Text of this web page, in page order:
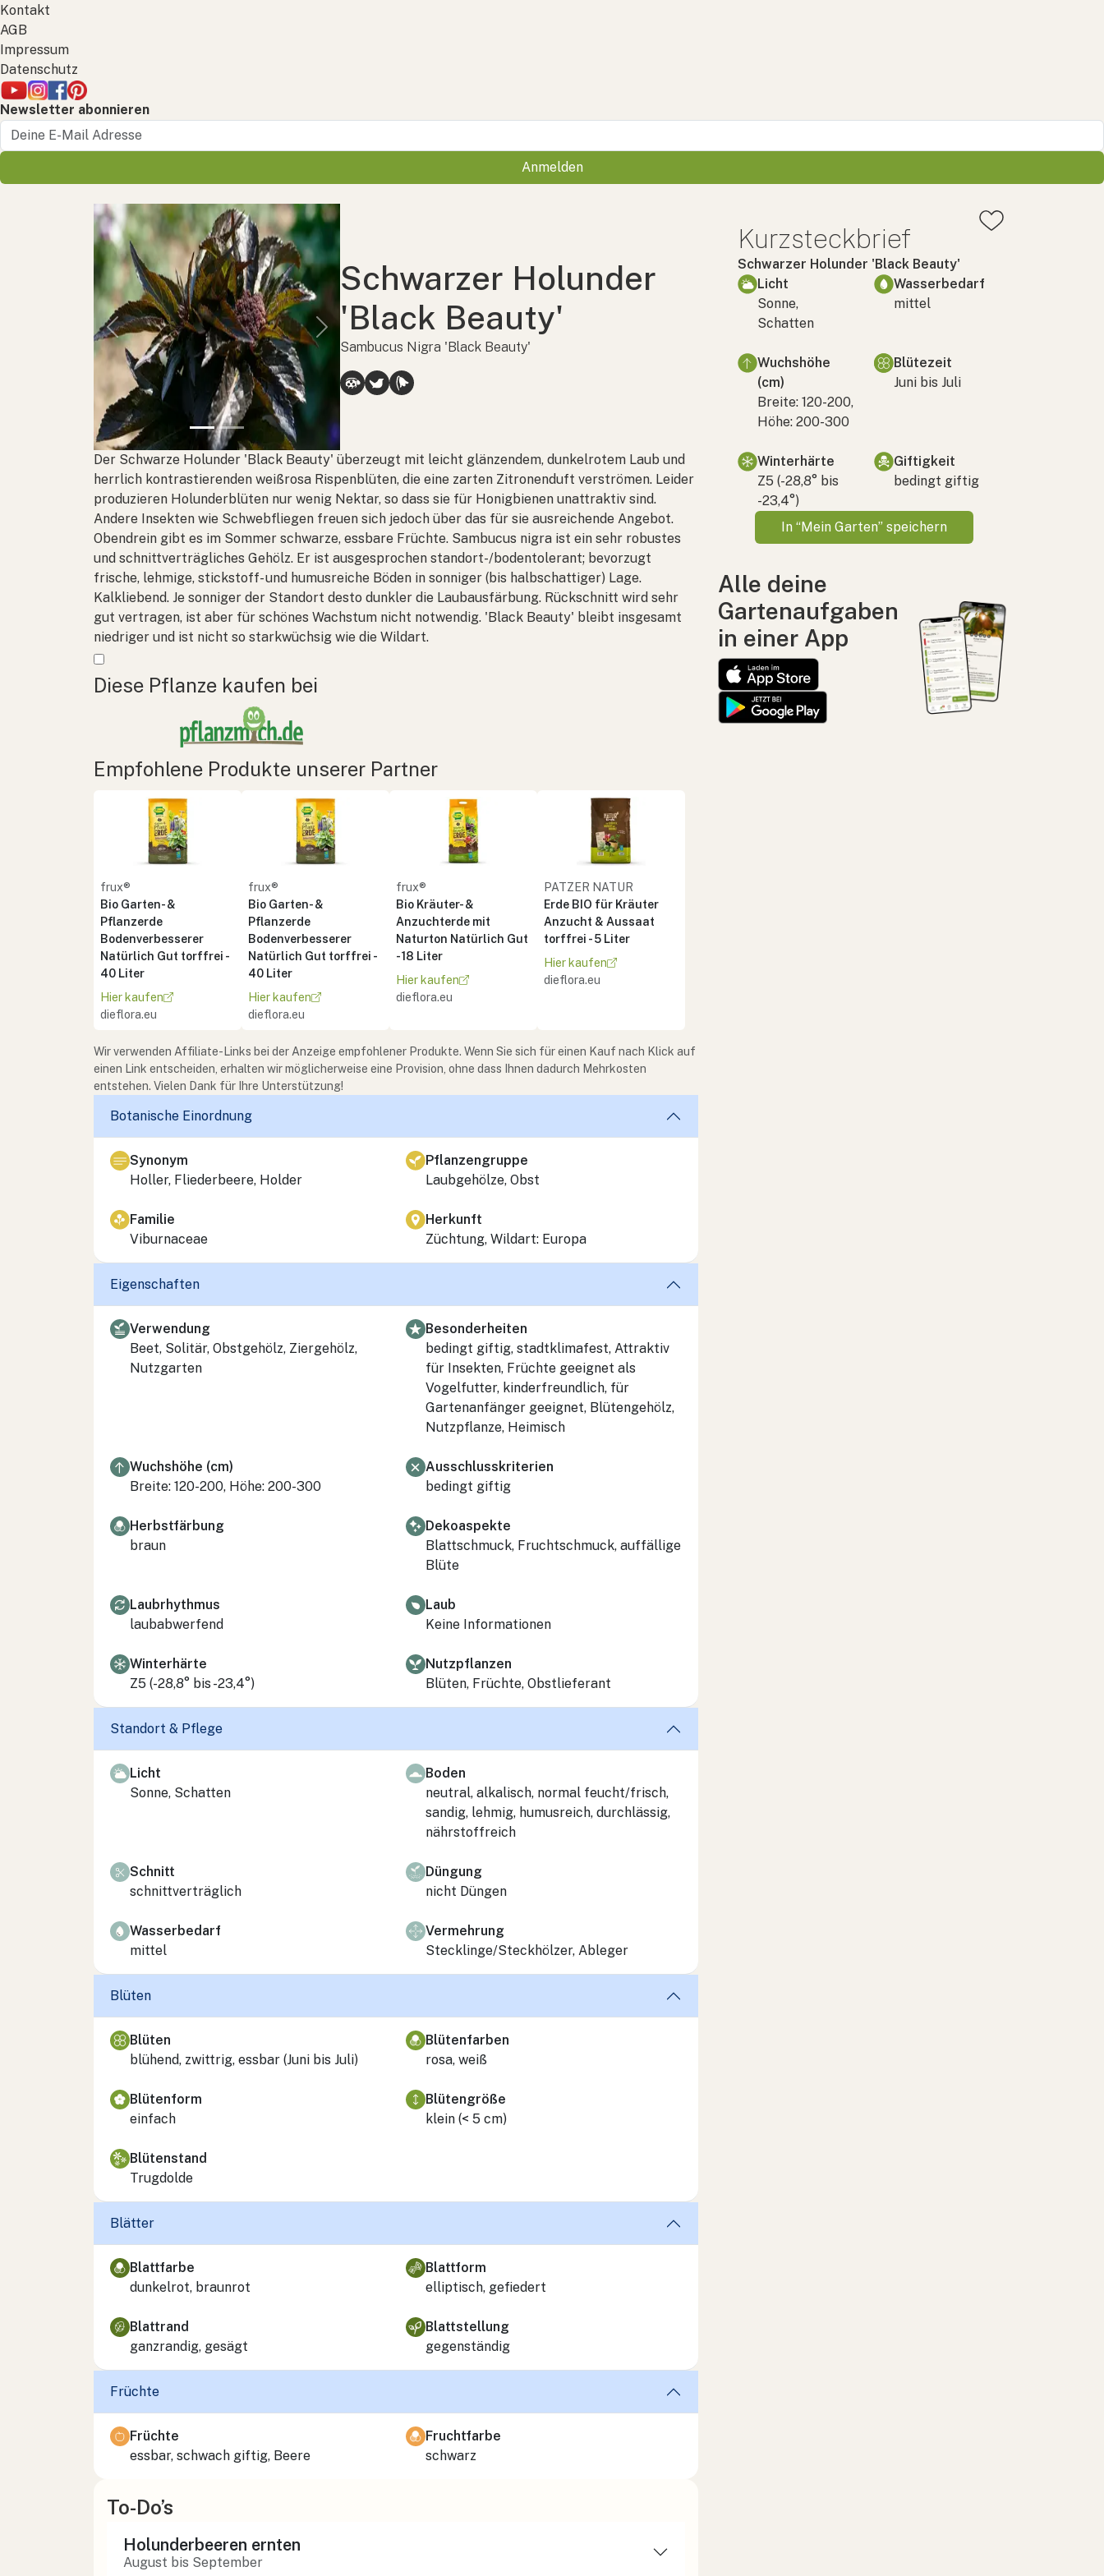
Kontakt
AGB
Impressum
Datenschutz
Newsletter abonnieren
Anmelden
Previous Next
Schwarzer Holunder
'Black Beauty'
Sambucus Nigra 'Black Beauty'
Der Schwarze Holunder 'Black Beauty' überzeugt mit leicht glänzendem, dunkelrotem Laub und
herrlich kontrastierenden weißrosa Rispenblüten, die eine zarten Zitronenduft verströmen. Leider
produzieren Holunderblüten nur wenig Nektar, so dass sie für Honigbienen unattraktiv sind.
Andere Insekten wie Schwebfliegen freuen sich jedoch über das für sie ausreichende Angebot.
Obendrein gibt es im Sommer schwarze, essbare Früchte. Sambucus nigra ist ein sehr robustes
und schnittverträgliches Gehölz. Er ist ausgesprochen standort-/bodentolerant; bevorzugt
frische, lehmige, stickstoff- und humusreiche Böden in sonniger (bis halbschattiger) Lage.
Kalkliebend. Je sonniger der Standort desto dunkler die Laubausfärbung. Rückschnitt wird sehr
gut vertragen, ist aber für schönes Wachstum nicht notwendig. 'Black Beauty' bleibt insgesamt
niedriger und ist nicht so starkwüchsig wie die Wildart.
Mehr anzeigen
Diese Pflanze kaufen bei
Empfohlene Produkte unserer Partner
frux®
Bio Garten- &
Pflanzerde
Bodenverbesserer
Natürlich Gut torffrei -
40 Liter
Hier kaufen
dieflora.eu
frux®
Bio Garten- &
Pflanzerde
Bodenverbesserer
Natürlich Gut torffrei -
40 Liter
Hier kaufen
dieflora.eu
frux®
Bio Kräuter- &
Anzuchterde mit
Naturton Natürlich Gut
- 18 Liter
Hier kaufen
dieflora.eu
PATZER NATUR
Erde BIO für Kräuter
Anzucht & Aussaat
torffrei - 5 Liter
Hier kaufen
dieflora.eu
Wir verwenden Affiliate-Links bei der Anzeige empfohlener Produkte. Wenn Sie sich für einen Kauf nach Klick auf
einen Link entscheiden, erhalten wir möglicherweise eine Provision, ohne dass Ihnen dadurch Mehrkosten
entstehen. Vielen Dank für Ihre Unterstützung!
Botanische Einordnung
Synonym
Holler, Fliederbeere, Holder
Pflanzengruppe
Laubgehölze, Obst
Familie
Viburnaceae
Herkunft
Züchtung, Wildart: Europa
Eigenschaften
Verwendung
Beet, Solitär, Obstgehölz, Ziergehölz,
Nutzgarten
Besonderheiten
bedingt giftig, stadtklimafest, Attraktiv
für Insekten, Früchte geeignet als
Vogelfutter, kinderfreundlich, für
Gartenanfänger geeignet, Blütengehölz,
Nutzpflanze, Heimisch
Wuchshöhe (cm)
Breite: 120-200, Höhe: 200-300
Ausschlusskriterien
bedingt giftig
Herbstfärbung
braun
Dekoaspekte
Blattschmuck, Fruchtschmuck, auffällige
Blüte
Laubrhythmus
laubabwerfend
Laub
Keine Informationen
Winterhärte
Z5 (-28,8° bis -23,4°)
Nutzpflanzen
Blüten, Früchte, Obstlieferant
Standort & Pflege
Licht
Sonne, Schatten
Boden
neutral, alkalisch, normal feucht/frisch,
sandig, lehmig, humusreich, durchlässig,
nährstoffreich
Schnitt
schnittverträglich
Düngung
nicht Düngen
Wasserbedarf
mittel
Vermehrung
Stecklinge/Steckhölzer, Ableger
Blüten
Blüten
blühend, zwittrig, essbar (Juni bis Juli)
Blütenfarben
rosa, weiß
Blütenform
einfach
Blütengröße
klein (< 5 cm)
Blütenstand
Trugdolde
Blätter
Blattfarbe
dunkelrot, braunrot
Blattform
elliptisch, gefiedert
Blattrand
ganzrandig, gesägt
Blattstellung
gegenständig
Früchte
Früchte
essbar, schwach giftig, Beere
Fruchtfarbe
schwarz
To-Do’s
Holunderbeeren ernten
August bis September
Kurzsteckbrief
Schwarzer Holunder 'Black Beauty'
Licht
Sonne,
Schatten
Wasserbedarf
mittel
Wuchshöhe
(cm)
Breite: 120-200,
Höhe: 200-300
Blütezeit
Juni bis Juli
Winterhärte
Z5 (-28,8° bis
-23,4°)
Giftigkeit
bedingt giftig
In “Mein Garten” speichern
Alle deine
Gartenaufgaben
in einer App